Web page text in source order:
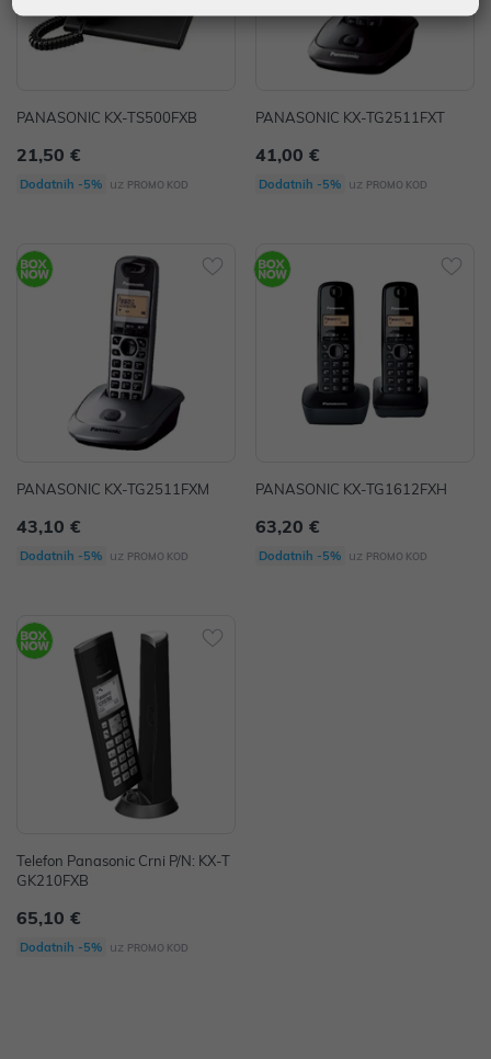
PANASONIC KX-TS500FXB
21,50 €
Dodatnih -5% uz PROMO KOD
PANASONIC KX-TG2511FXT
41,00 €
Dodatnih -5% uz PROMO KOD
PANASONIC KX-TG2511FXM
43,10 €
Dodatnih -5% uz PROMO KOD
PANASONIC KX-TG1612FXH
63,20 €
Dodatnih -5% uz PROMO KOD
Telefon Panasonic Crni P/N: KX-T
GK210FXB
65,10 €
Dodatnih -5% uz PROMO KOD